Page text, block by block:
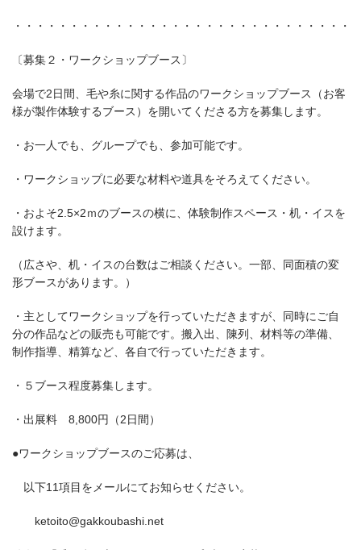
・・・・・・・・・・・・・・・・・・・・・・・・・・・・・・
〔募集２・ワークショップブース〕
会場で2日間、毛や糸に関する作品のワークショップブース（お客
様が製作体験するブース）を開いてくださる方を募集します。
・お一人でも、グループでも、参加可能です。
・ワークショップに必要な材料や道具をそろえてください。
・およそ2.5×2ｍのブースの横に、体験制作スペース・机・イスを
設けます。
（広さや、机・イスの台数はご相談ください。一部、同面積の変
形ブースがあります。）
・主としてワークショップを行っていただきますが、同時にご自
分の作品などの販売も可能です。搬入出、陳列、材料等の準備、
制作指導、精算など、各自で行っていただきます。
・５ブース程度募集します。
・出展料 8,800円（2日間）
●ワークショップブースのご応募は、
以下11項目をメールにてお知らせください。
ketoito@gakkoubashi.net